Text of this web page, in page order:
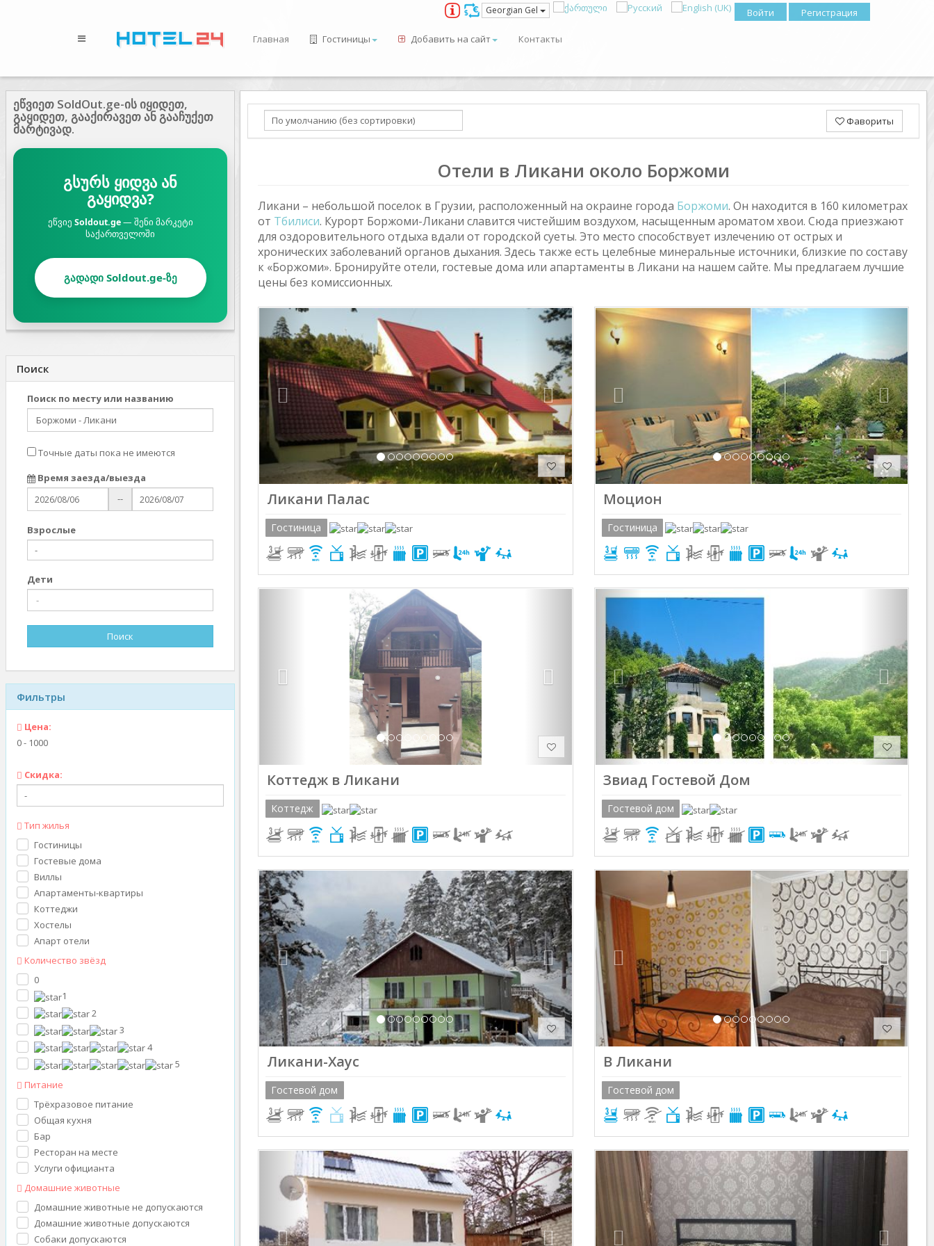
Войти Регистрация
Georgian Gel
Главная Гостиницы Добавить на сайт Контакты
ეწვიეთ SoldOut.ge-ის იყიდეთ,
გაყიდეთ, გააქირავეთ ან გააჩუქეთ
მარტივად.
გსურს ყიდვა ან
გაყიდვა?
ეწვიე Soldout.ge— შენი მარკეტი
საქართველოში
გადადი Soldout.ge-ზე
Поиск
Поиск по месту или названию
Точные даты пока не имеются
Время заезда/выезда
--
Взрослыe
Дети
Фильтры
Цена:
0- 1000
Скидка:
Тип жилья
Гостиницы
Гостевые дома
Виллы
Апартаменты-квартиры
Коттеджи
Хостелы
Апарт отели
Количество звёзд
0
1
2
3
4
5
Питание
Трёхразовое питание
Общая кухня
Бар
Ресторан на месте
Услуги официанта
Домашние животные
Домашние животные не допускаются
Домашние животные допускаются
Собаки допускаются
Фавориты
Отели в Ликани около Боржоми
Ликани – небольшой поселок в Грузии, расположенный на окраине города Боржоми. Он находится в 160 километрах
от Тбилиси. Курорт Боржоми-Ликани славится чистейшим воздухом, насыщенным ароматом хвои. Сюда приезжают
для оздоровительного отдыха вдали от городской суеты. Это место способствует излечению от острых и
хронических заболеваний органов дыхания. Здесь также есть целебные минеральные источники, близкие по составу
к «Боржоми». Бронируйте отели, гостевые дома или апартаменты в Ликани на нашем сайте. Мы предлагаем лучшие
цены без комиссионных.
Previous Next
Ликани Палас
Гостиница
Previous
Моцион
Гостиница
Коттедж в Ликани
Коттедж
Previous
Звиад Гостевой Дом
Гостевой дом
Previous Next
Ликани-Хаус
Гостевой дом
Previous Next
В Ликани
Гостевой дом
Previous Next Previous Next